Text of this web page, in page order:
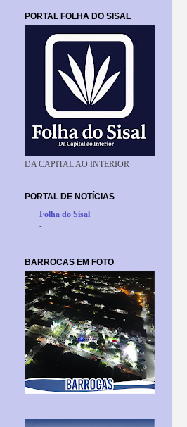
PORTAL FOLHA DO SISAL
DA CAPITAL AO INTERIOR
PORTAL DE NOTÍCIAS
Folha do Sisal
-
BARROCAS EM FOTO